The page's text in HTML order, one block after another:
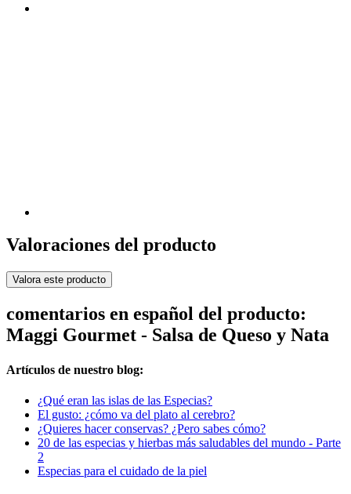
Valoraciones del producto
Valora este producto
comentarios en español del producto:
Maggi Gourmet - Salsa de Queso y Nata
Artículos de nuestro blog:
¿Qué eran las islas de las Especias?
El gusto: ¿cómo va del plato al cerebro?
¿Quieres hacer conservas? ¿Pero sabes cómo?
20 de las especias y hierbas más saludables del mundo - Parte
2
Especias para el cuidado de la piel